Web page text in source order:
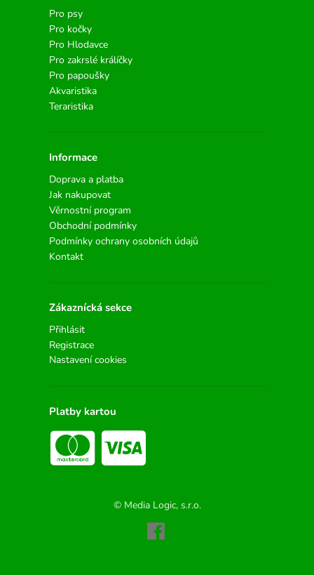
Pro psy
Pro kočky
Pro Hlodavce
Pro zakrslé králíčky
Pro papoušky
Akvaristika
Teraristika
Informace
Doprava a platba
Jak nakupovat
Věrnostní program
Obchodní podmínky
Podmínky ochrany osobních údajů
Kontakt
Zákaznícká sekce
Přihlásit
Registrace
Nastavení cookies
Platby kartou
© Media Logic, s.r.o.